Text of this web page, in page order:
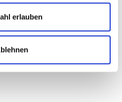
erlauben
HILFREICH?